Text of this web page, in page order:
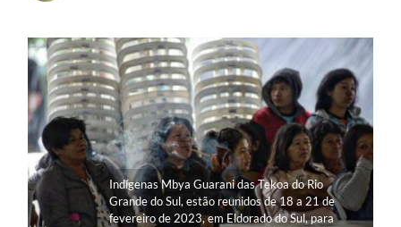
Indígenas Mbya Guarani das Tekoa do Rio
Grande do Sul, estão reunidos de 18 a 21 de
fevereiro de 2023, em Eldorado do Sul, para